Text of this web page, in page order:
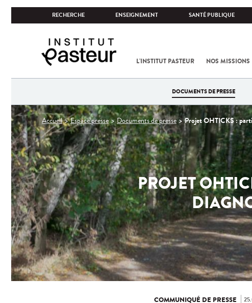
RECHERCHE ENSEIGNEMENT SANTÉ PUBLIQUE
L'INSTITUT PASTEUR NOS MISSIONS
DOCUMENTS DE PRESSE
Vous
êtes
ici
Accueil Espace presse Documents de presse Projet OHTICKS :
PROJET
COMMUNIQUÉ DE PRESSE